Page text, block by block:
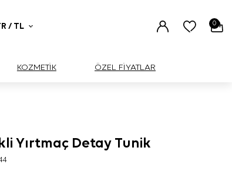
/ TL 0
KOZMETİK ÖZEL FİYATLAR
Yırtmaç Detay Tunik